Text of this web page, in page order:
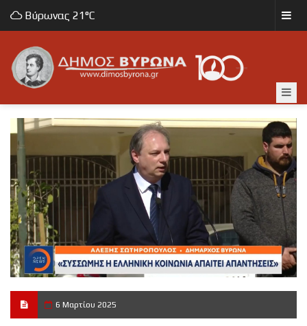
Βύρωνας 21°C
6 Μαρτίου 2025